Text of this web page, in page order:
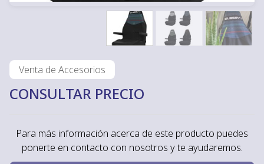
Venta de Accesorios
CONSULTAR PRECIO
Para más información acerca de este producto puedes
ponerte en contacto con nosotros y te ayudaremos.